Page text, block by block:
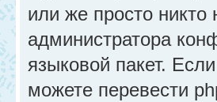
или же просто
администратора
языковой пакет.
можете перевести